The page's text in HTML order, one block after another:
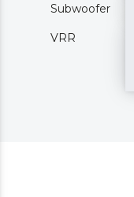
Subwoofer
VRR